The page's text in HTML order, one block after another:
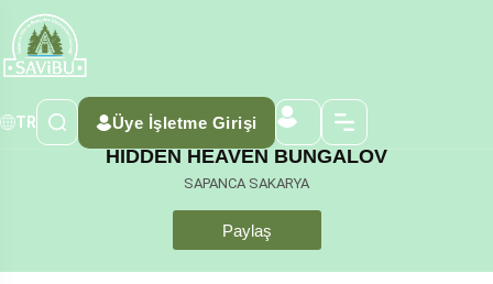
TR Üye İşletme Girişi
HİDDEN HEAVEN BUNGALOV
SAPANCA SAKARYA
Paylaş